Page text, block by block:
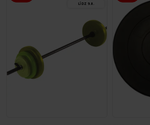
LĪDZ 9.8.